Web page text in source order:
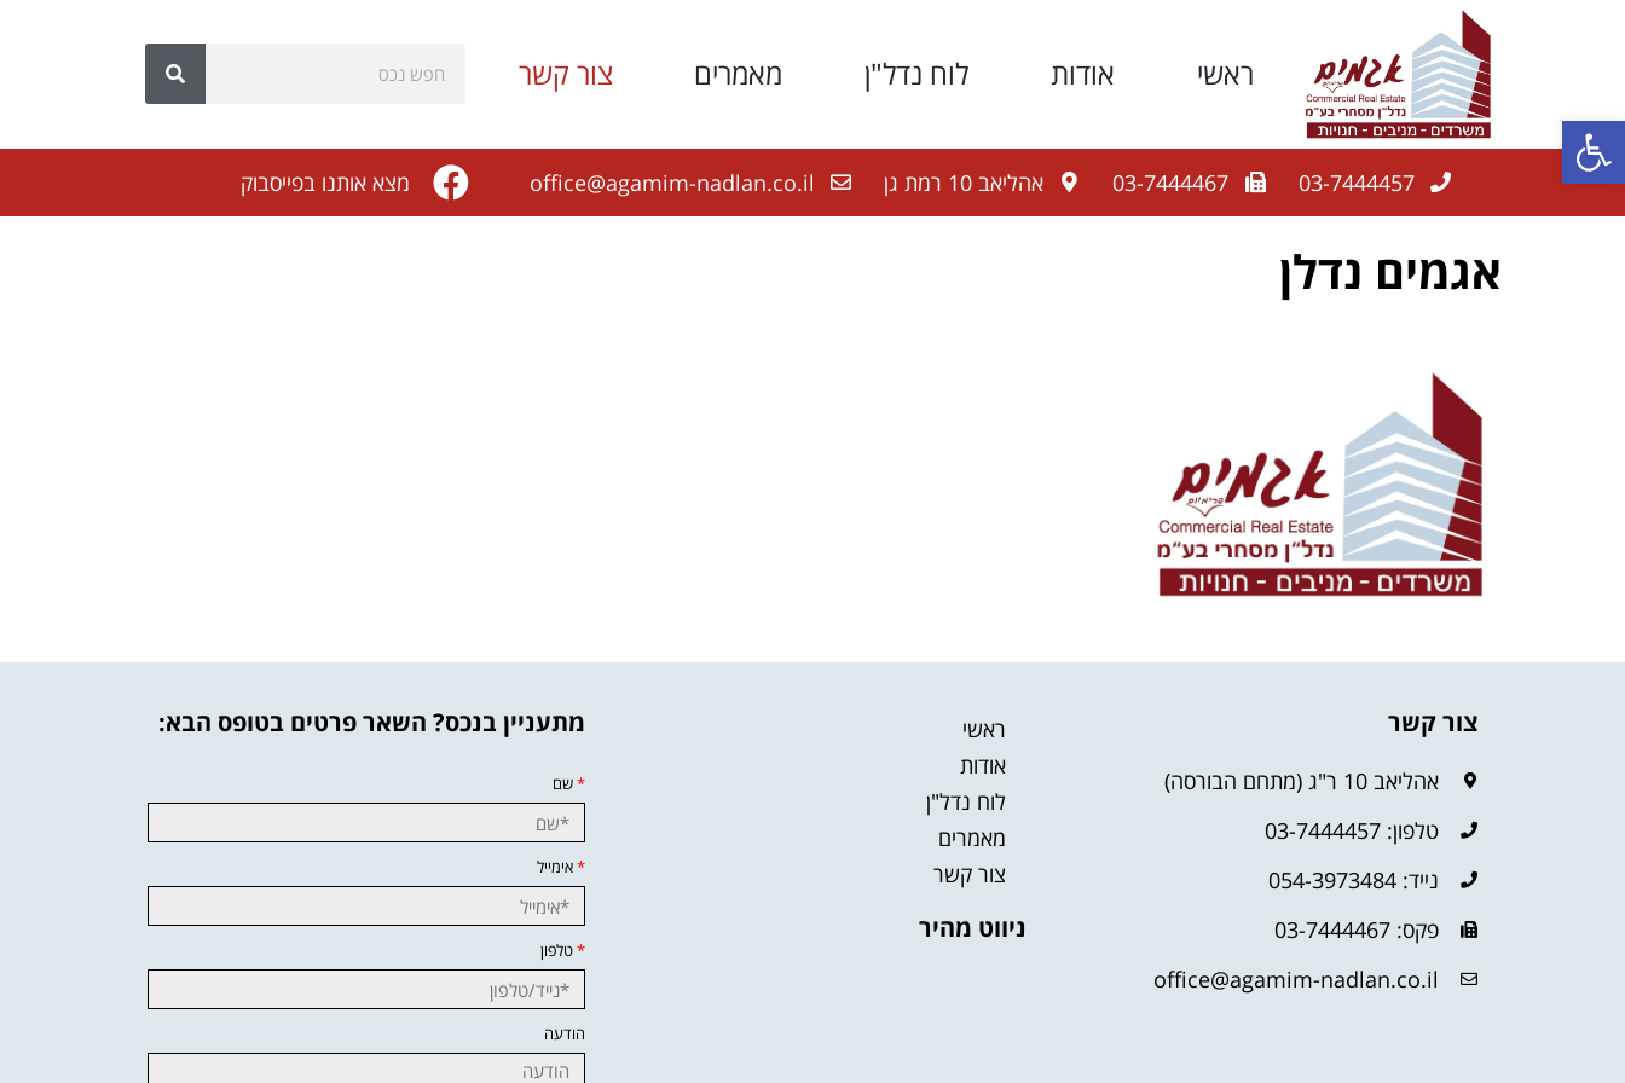
פתח סרגל נגישות
ראשי אודות לוח נדל"ן מאמרים צור קשר
03-7444457
03-7444467 אהליאב 10 רמת גן office@agamim-nadlan.co.il מצא אותנו בפייסבוק
אגמים נדלן
צור קשר
אהליאב 10 ר"ג (מתחם הבורסה)
טלפון: 03-7444457
נייד: 054-3973484
פקס: 03-7444467
office@agamim-nadlan.co.il
ראשי
אודות
לוח נדל"ן
מאמרים
צור קשר
ניווט מהיר
מתעניין בנכס? השאר פרטים בטופס הבא:
*שם
*אימייל
*טלפון
הודעה